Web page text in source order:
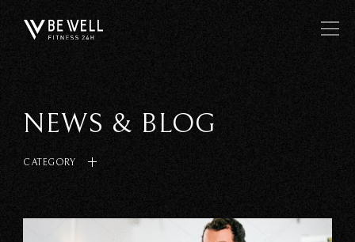
NEWS & BLOG
CATEGORY